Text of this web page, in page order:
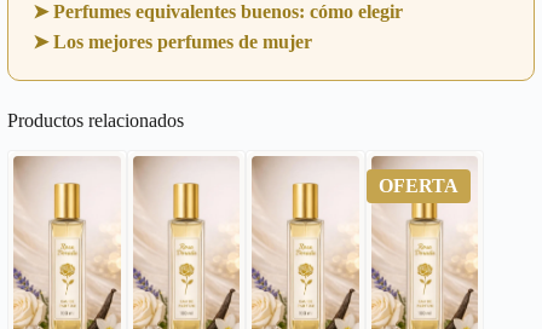
➤ Perfumes equivalentes buenos: cómo elegir
➤ Los mejores perfumes de mujer
Productos relacionados
OFERTA